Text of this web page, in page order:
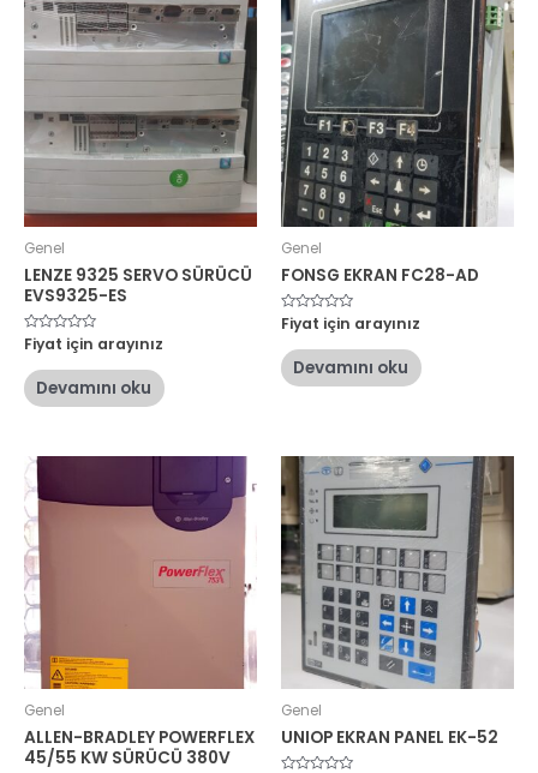
Genel
LENZE 9325 SERVO SÜRÜCÜ
EVS9325-ES
5
üzerinden
oy
aldı
Fiyat için arayınız
Devamını oku
Genel
FONSG EKRAN FC28-AD
5
üzerinden
oy
aldı
Fiyat için arayınız
Devamını oku
Genel
ALLEN-BRADLEY POWERFLEX
45/55 KW SÜRÜCÜ 380V
Genel
UNIOP EKRAN PANEL EK-52